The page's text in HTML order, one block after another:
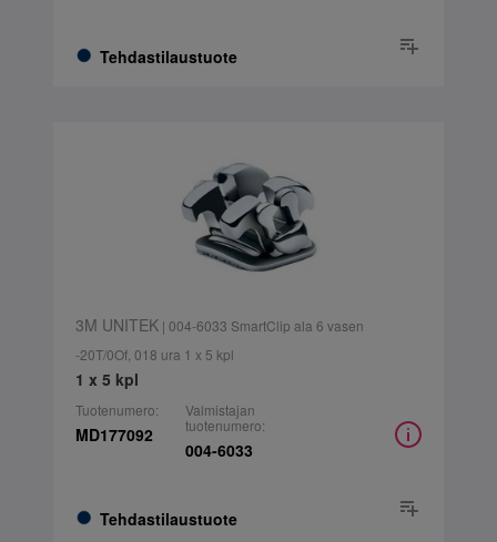
Tehdastilaustuote
3M UNITEK| 004-6033 SmartClip ala 6 vasen
-20T/0Of, 018 ura 1 x 5 kpl
1 x 5 kpl
Tuotenumero:
MD177092
Tehdastilaustuote
Valmistajan
tuotenumero:
004-6033